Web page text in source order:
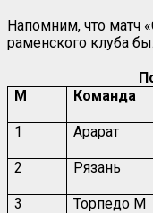
Напомним, что матч
раменского клуба
М
Команда
1 Арарат
2 Рязань
3 Торпедо М